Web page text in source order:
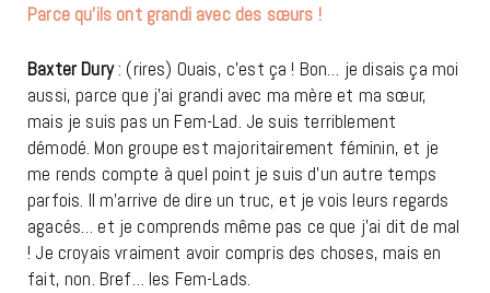
Parce qu’ils ont grandi avec des sœurs !
Baxter Dury: (rires) Ouais, c’est ça ! Bon… je disais ça moi
aussi, parce que j’ai grandi avec ma mère et ma sœur,
mais je suis pas un Fem-Lad. Je suis terriblement
démodé. Mon groupe est majoritairement féminin, et je
me rends compte à quel point je suis d’un autre temps
parfois. Il m’arrive de dire un truc, et je vois leurs regards
agacés… et je comprends même pas ce que j’ai dit de mal
! Je croyais vraiment avoir compris des choses, mais en
fait, non. Bref… les Fem-Lads.